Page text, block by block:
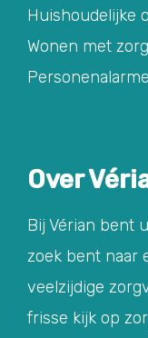
Huishoudelijke
Wonen met zorg
Over
Bij Vérian bent
zoek bent naar
veelzijdige
frisse kijk op